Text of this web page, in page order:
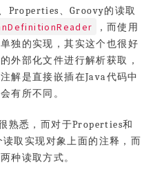
Properties、Groovy的读取
，而使用
独的实现，其实这个也很好
外部化文件进行解析获取，
解是直接嵌插在Java代码中
有所不同。
熟悉，而对于Properties和
取实现对象上面的注释，而
种读取方式。